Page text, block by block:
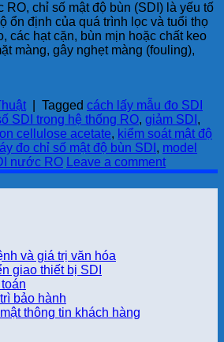
RO, chỉ số mật độ bùn (SDI) là yếu tố
ổn định của quá trình lọc và tuổi thọ
các hạt cặn, bùn mịn hoặc chất keo
màng, gây nghẹt màng (fouling),
Tagged cách lấy mẫu đo SDI
SDI trong hệ thống RO, giảm SDI ,
cellulose acetate, kiểm soát mật độ
đo chỉ số mật độ bùn SDI , model
nước RO Leave a comment
và giá trị văn hóa
giao thiết bị SDI
bảo hành
thông tin khách hàng